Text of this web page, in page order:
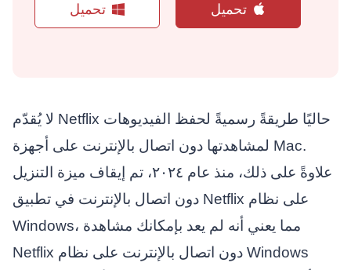
تحميل تحميل
لا يُقدّم Netflix حاليًا طريقةً رسميةً لحفظ الفيديوهات
لمشاهدتها دون اتصال بالإنترنت على أجهزة Mac.
علاوةً على ذلك، منذ عام ٢٠٢٤، تم إيقاف ميزة التنزيل
دون اتصال بالإنترنت في تطبيق Netflix على نظام
Windows، مما يعني أنه لم يعد بإمكانك مشاهدة
Netflix دون اتصال بالإنترنت على نظام Windows